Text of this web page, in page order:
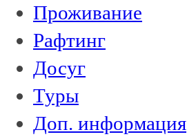
Проживание
Рафтинг
Досуг
Туры
Доп. информация